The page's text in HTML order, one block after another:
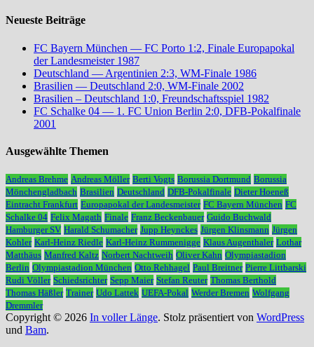
Neueste Beiträge
FC Bayern München — FC Porto 1:2, Finale Europapokal
der Landesmeister 1987
Deutschland — Argentinien 2:3, WM-Finale 1986
Brasilien — Deutschland 2:0, WM-Finale 2002
Brasilien – Deutschland 1:0, Freundschaftsspiel 1982
FC Schalke 04 — 1. FC Union Berlin 2:0, DFB-Pokalfinale
2001
Ausgewählte Themen
Andreas Brehme Andreas Möller Berti Vogts Borussia Dortmund Borussia
Mönchengladbach Brasilien Deutschland DFB-Pokalfinale Dieter Hoeneß
Eintracht Frankfurt Europapokal der Landesmeister FC Bayern München FC
Schalke 04 Felix Magath Finale Franz Beckenbauer Guido Buchwald
Hamburger SV Harald Schumacher Jupp Heynckes Jürgen Klinsmann Jürgen
Kohler Karl-Heinz Riedle Karl-Heinz Rummenigge Klaus Augenthaler Lothar
Matthäus Manfred Kaltz Norbert Nachtweih Oliver Kahn Olympiastadion
Berlin Olympiastadion München Otto Rehhagel Paul Breitner Pierre Littbarski
Rudi Völler Schiedsrichter Sepp Maier Stefan Reuter Thomas Berthold
Thomas Häßler Trainer Udo Lattek UEFA-Pokal Werder Bremen Wolfgang
Dremmler
Copyright © 2026 In voller Länge. Stolz präsentiert von WordPress
und Bam.